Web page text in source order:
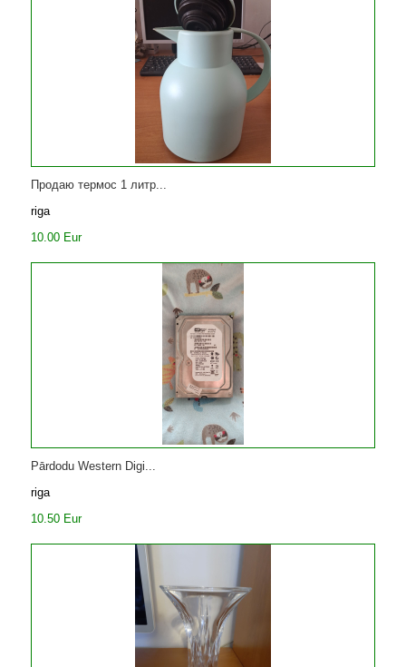
Продаю термос 1 литр...
riga
10.00 Eur
Pārdodu Western Digi...
riga
10.50 Eur